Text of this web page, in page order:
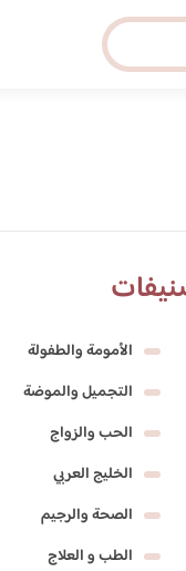
الأمومة والطفولة
التجميل والموضة
الحب والزواج
الخليج العربي
الصحة والرجيم
الطب و العلاج